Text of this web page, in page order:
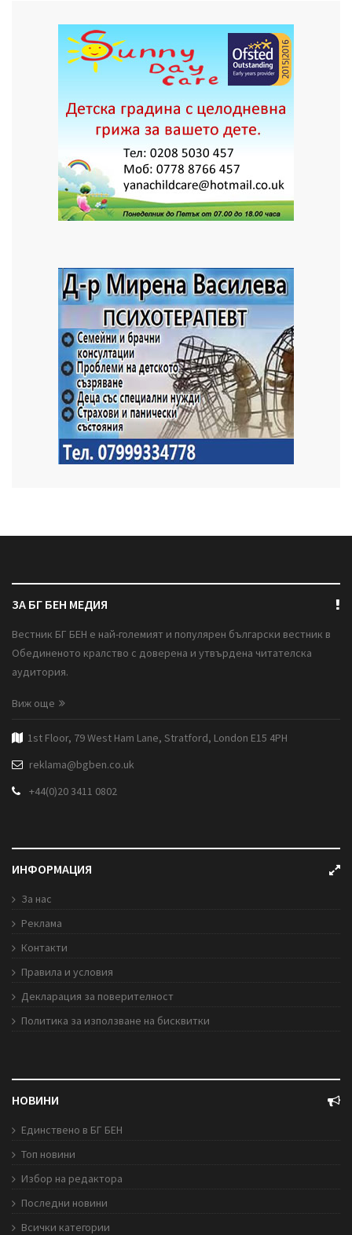
ЗА БГ БЕН МЕДИЯ
Вестник БГ БЕН е най-големият и популярен български вестник в
Обединеното кралство с доверена и утвърдена читателска
аудитория.
Виж още
1st Floor, 79 West Ham Lane, Stratford, London E15 4PH
reklama@bgben.co.uk
+44(0)20 3411 0802
ИНФОРМАЦИЯ
За нас
Реклама
Контакти
Правила и условия
Декларация за поверителност
Политика за използване на бисквитки
НОВИНИ
Единствено в БГ БЕН
Топ новини
Избор на редактора
Последни новини
Всички категории